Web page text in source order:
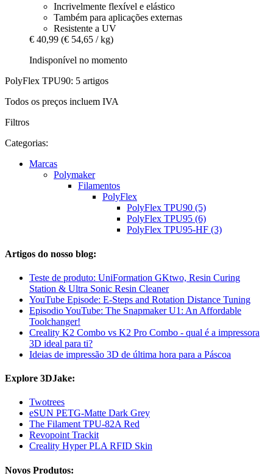
Incrivelmente flexível e elástico
Também para aplicações externas
Resistente a UV
€ 40,99 (€ 54,65 / kg)
Indisponível no momento
PolyFlex TPU90: 5 artigos
Todos os preços incluem IVA
Filtros
Categorias:
Marcas
Polymaker
Filamentos
PolyFlex
PolyFlex TPU90 (5)
PolyFlex TPU95 (6)
PolyFlex TPU95-HF (3)
Artigos do nosso blog:
Teste de produto: UniFormation GKtwo, Resin Curing
Station & Ultra Sonic Resin Cleaner
YouTube Episode: E-Steps and Rotation Distance Tuning
Episodio YouTube: The Snapmaker U1: An Affordable
Toolchanger!
Creality K2 Combo vs K2 Pro Combo - qual é a impressora
3D ideal para ti?
Ideias de impressão 3D de última hora para a Páscoa
Explore 3DJake:
Twotrees
eSUN PETG-Matte Dark Grey
The Filament TPU-82A Red
Revopoint Trackit
Creality Hyper PLA RFID Skin
Novos Produtos: